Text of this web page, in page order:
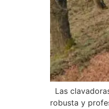
Las
robusta y